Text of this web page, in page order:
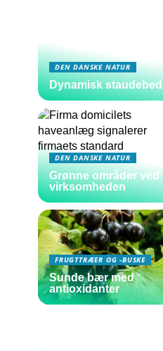
DEN DANSKE NATUR
Dynamisk staudebed
DEN DANSKE NATUR
Grønne områder ved
virksomheden
FRUGTTRÆER OG -BUSKE
Sunde bær med
antioxidanter